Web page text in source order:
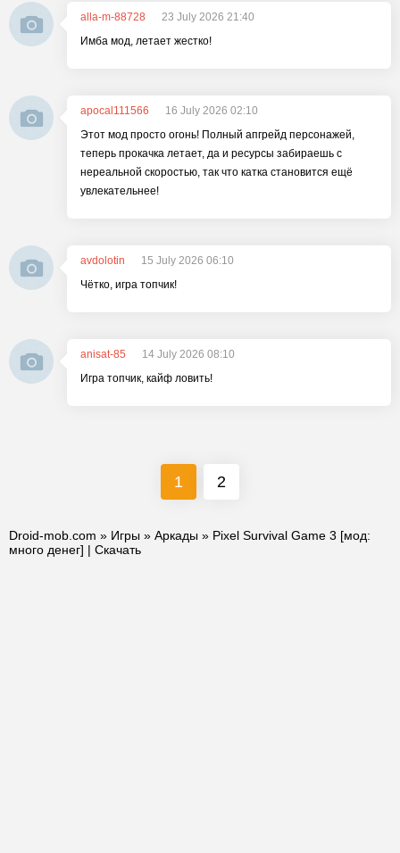
alla-m-88728
23 July 2026 21:40
Имба мод, летает жестко!
apocal111566
16 July 2026 02:10
Этот мод просто огонь! Полный апгрейд персонажей,
теперь прокачка летает, да и ресурсы забираешь с
нереальной скоростью, так что катка становится ещё
увлекательнее!
avdolotin
15 July 2026 06:10
Чётко, игра топчик!
anisat-85
14 July 2026 08:10
Игра топчик, кайф ловить!
1 2
Droid-mob.com » Игры » Аркады » Pixel Survival Game 3 [мод:
много денег] | Скачать